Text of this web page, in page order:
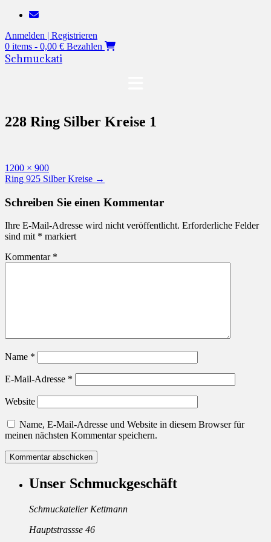
Zum
springen
Anmelden | Registrieren
0 items - 0,00 € Bezahlen
Schmuckati
228 Ring Silber Kreise 1
Originalgröße
1200 × 900
Beitragsnavigation
Ring 925 Silber Kreise →
Schreiben Sie einen Kommentar
Ihre E-Mail-Adresse wird nicht veröffentlicht. Erforderliche Felder
sind mit * markiert
Kommentar *
Name *
E-Mail-Adresse *
Website
Name, E-Mail-Adresse und Website in diesem Browser für
meinen nächsten Kommentar speichern.
Unser Schmuckgeschäft
Schmuckatelier Kettmann
Hauptstrassse 46